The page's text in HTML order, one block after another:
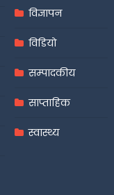
विज्ञापन
विडियो
सम्पादकीय
साप्ताहिक
स्वास्थ्य